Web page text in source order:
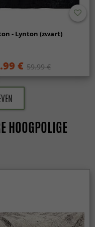
- Lynton (zwart)
€ 59.99 €
HOOGPOLIGE